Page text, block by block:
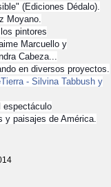
(Ediciones Dédalo).
Moyano.
pintores
Marcuello y
Cabeza...
en diversos proyectos.
- Silvina Tabbush y
espectáculo
y paisajes de América.